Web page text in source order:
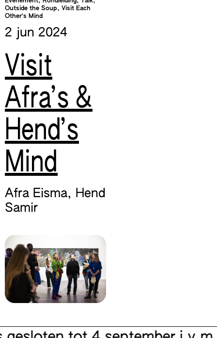
Outside the Soup, Visit Each
Other's Mind
2 jun 2024
Visit
Afra’s &
Hend’s
Mind
Afra Eisma, Hend
Samir